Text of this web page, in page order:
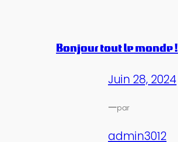
Bonjour tout le monde !
Juin 28, 2024
—par
admin3012